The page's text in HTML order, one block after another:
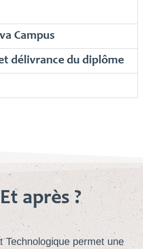
Campus
délivrance du diplôme
après ?
Technologique permet une